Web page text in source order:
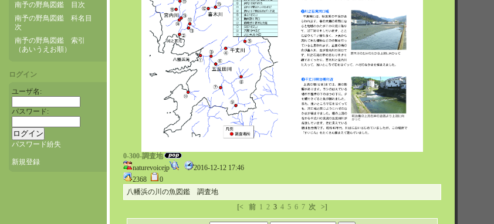
南予の野鳥図鑑 目次
南予の野鳥図鑑 科名目
次
南予の野鳥図鑑 索引
（あいうえお順）
ログイン
ユーザ名:
パスワード:
パスワード紛失
新規登録
0-300-調査地
naturevoicejp
2016-12-12 17:46
2368
0
八幡浜の川の魚図鑑 調査地
[<
前 1 2 3 4 5 6 7 次 >]